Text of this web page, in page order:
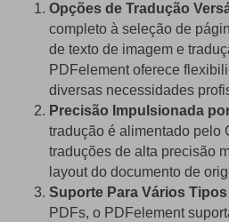
Opções de Tradução
completo à seleção de
de texto de imagem e
PDFelement oferece
diversas necessidades
Precisão Impulsionada
tradução é alimentado pelo
traduções de alta precisão
layout do documento de
Suporte Para Vários
PDFs, o PDFelement